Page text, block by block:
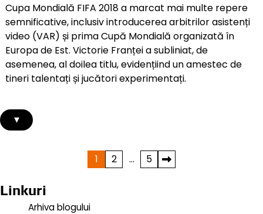
Cupa Mondială FIFA 2018 a marcat mai multe repere
semnificative, inclusiv introducerea arbitrilor asistenți
video (VAR) și prima Cupă Mondială organizată în
Europa de Est. Victorie Franței a subliniat, de
asemenea, al doilea titlu, evidențiind un amestec de
tineri talentați și jucători experimentați.
▾
pagination
1 2 … 5
Linkuri
Arhiva blogului